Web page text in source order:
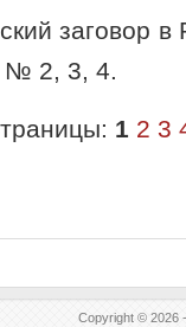
заговор
№ 2, 3, 4.
1 2 3
Copyright © 2026